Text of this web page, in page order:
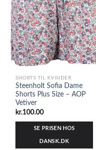
SHORTS TIL KVINDER
Steenholt Sofia Dame
Shorts Plus Size – AOP
Vetiver
kr.100.00
SE PRISEN HOS
DANSK.DK